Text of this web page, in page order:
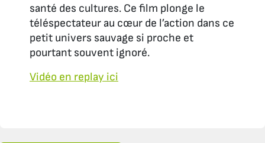
santé des cultures. Ce film plonge le
téléspectateur au cœur de l’action dans ce
petit univers sauvage si proche et
pourtant souvent ignoré.
Vidéo en replay ici